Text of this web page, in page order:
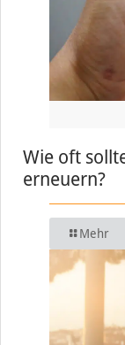
Wie oft
erneuern?
Mehr